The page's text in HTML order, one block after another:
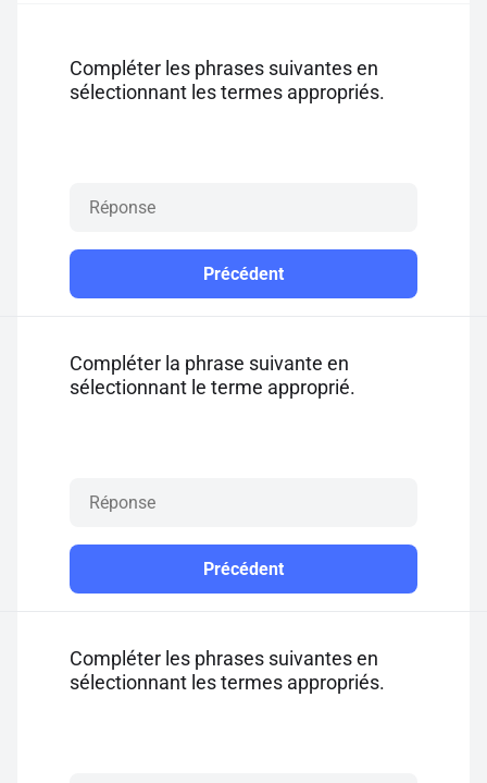
Pour profiter de 10 contenus offerts.
Compléter les phrases suivantes en
sélectionnant les termes appropriés.
Précédent
Compléter la phrase suivante en
sélectionnant le terme approprié.
Précédent
Compléter les phrases suivantes en
sélectionnant les termes appropriés.